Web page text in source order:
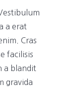
a erat
Cras
facilisis
a blandit
gravida